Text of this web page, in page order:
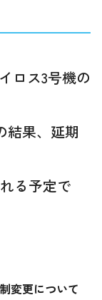
ロス3号機の
結果、延期
る予定で
変更について